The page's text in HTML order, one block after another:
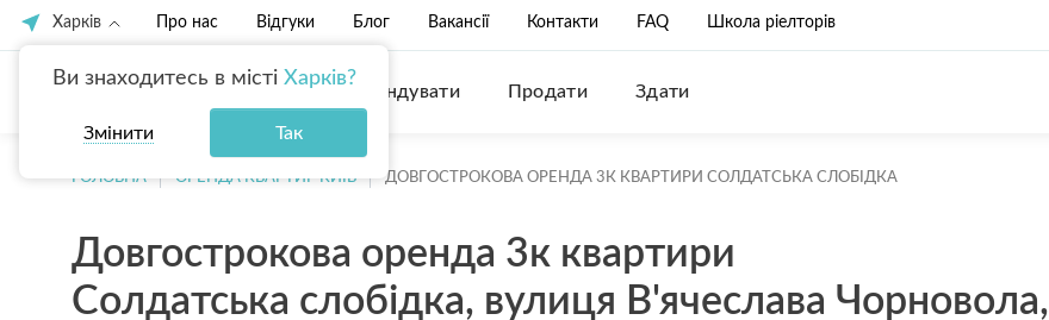
Харків
Ви знаходитесь в місті Харків?
Змінити Так
Про нас Відгуки Блог Вакансії Контакти FAQ Школа ріелторів
Орендувати Продати Здати
ГОЛОВНА ОРЕНДА КВАРТИР КИЇВ ДОВГОСТРОКОВА ОРЕНДА 3К КВАРТИРИ СОЛДАТСЬКА СЛОБІДКА
Довгострокова оренда 3к квартири
Солдатська слобідка, вулиця В'ячеслава Чорновола,